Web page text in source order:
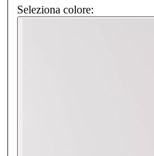
Seleziona colore: